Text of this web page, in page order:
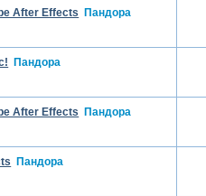
After Effects Пандора
Пандора
After Effects Пандора
Пандора